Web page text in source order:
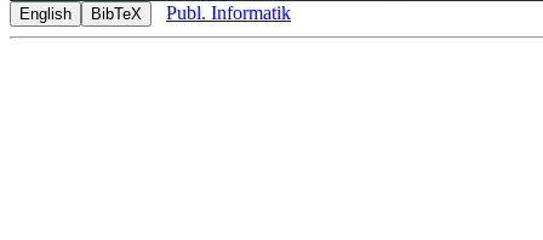
Publ. Informatik